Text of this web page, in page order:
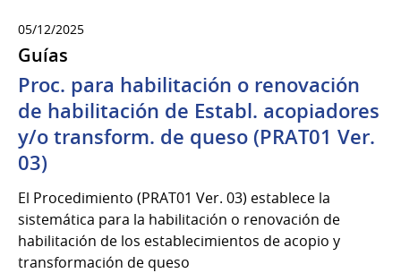
05/12/2025
Guías
Proc. para habilitación o renovación
de habilitación de Establ. acopiadores
y/o transform. de queso (PRAT01 Ver.
03)
El Procedimiento (PRAT01 Ver. 03) establece la
sistemática para la habilitación o renovación de
habilitación de los establecimientos de acopio y
transformación de queso